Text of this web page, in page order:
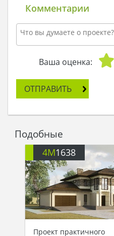
собственная отдельная
собраться в просторной
И как любит
шашлыками на
сядем в машину и
огороде", - тихо добавляет
Комментарии
Ваша оценка:
ОТПРАВИТЬ
Подобные
4M1638
Проект практичного